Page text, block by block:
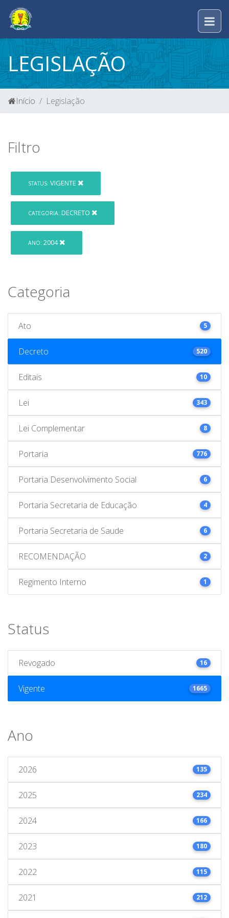
LEGISLAÇÃO
Início Legislação
Filtro
STATUS: VIGENTE
CATEGORIA: DECRETO
ANO: 2004
Categoria
Ato 5
Decreto 520
Editais 10
Lei 343
Lei Complementar 8
Portaria 776
Portaria Desenvolvimento Social 6
Portaria Secretaria de Educação 4
Portaria Secretaria de Saude 6
RECOMENDAÇÃO 2
Regimento Interno 1
Status
Revogado 16
Vigente 1665
Ano
2026 135
2025 234
2024 166
2023 180
2022 115
2021 212